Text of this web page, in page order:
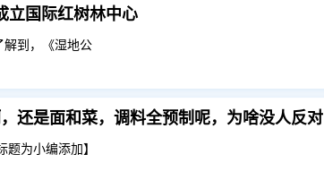
立国际红树林中心
解到，《湿地公
还是面和菜，调料全预制呢，为啥没人反对
为小编添加】